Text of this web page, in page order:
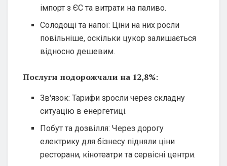
імпорт з ЄС та витрати на паливо.
Солодощі та напої: Ціни на них росли
повільніше, оскільки цукор залишається
відносно дешевим.
Послуги подорожчали на 12,8%:
Зв'язок: Тарифи зросли через складну
ситуацію в енергетиці.
Побут та дозвілля: Через дорогу
електрику для бізнесу підняли ціни
ресторани, кінотеатри та сервісні центри.